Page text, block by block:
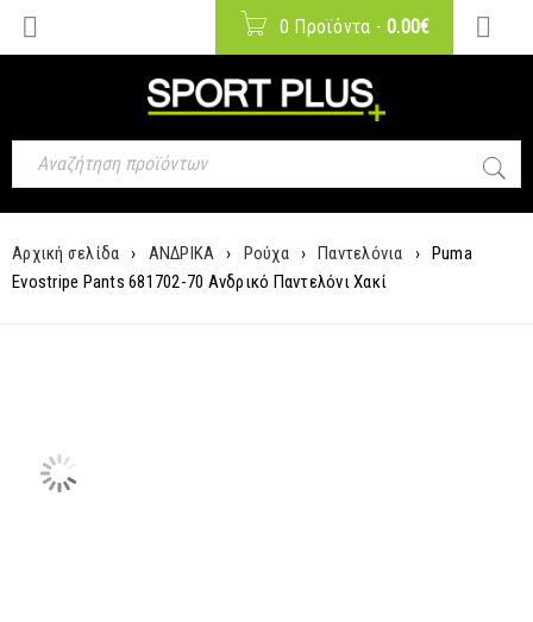
0 Προϊόντα - 0.00€
Αρχική σελίδα › ΑΝΔΡΙΚΑ › Ρούχα › Παντελόνια ›
Puma
Evostripe Pants 681702-70 Ανδρικό Παντελόνι Χακί